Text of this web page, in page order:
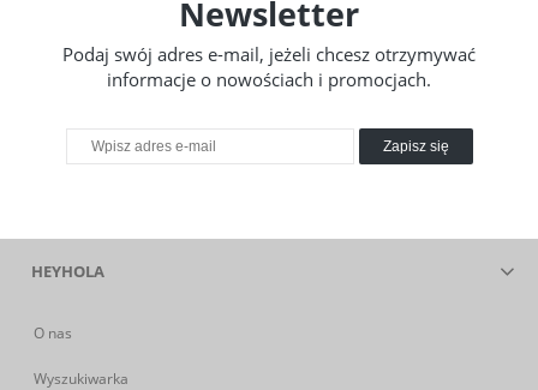
Newsletter
Podaj swój adres e-mail, jeżeli chcesz otrzymywać
informacje o nowościach i promocjach.
Zapisz się
HEYHOLA
O nas
Wyszukiwarka